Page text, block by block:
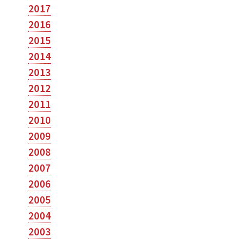
2017
2016
2015
2014
2013
2012
2011
2010
2009
2008
2007
2006
2005
2004
2003